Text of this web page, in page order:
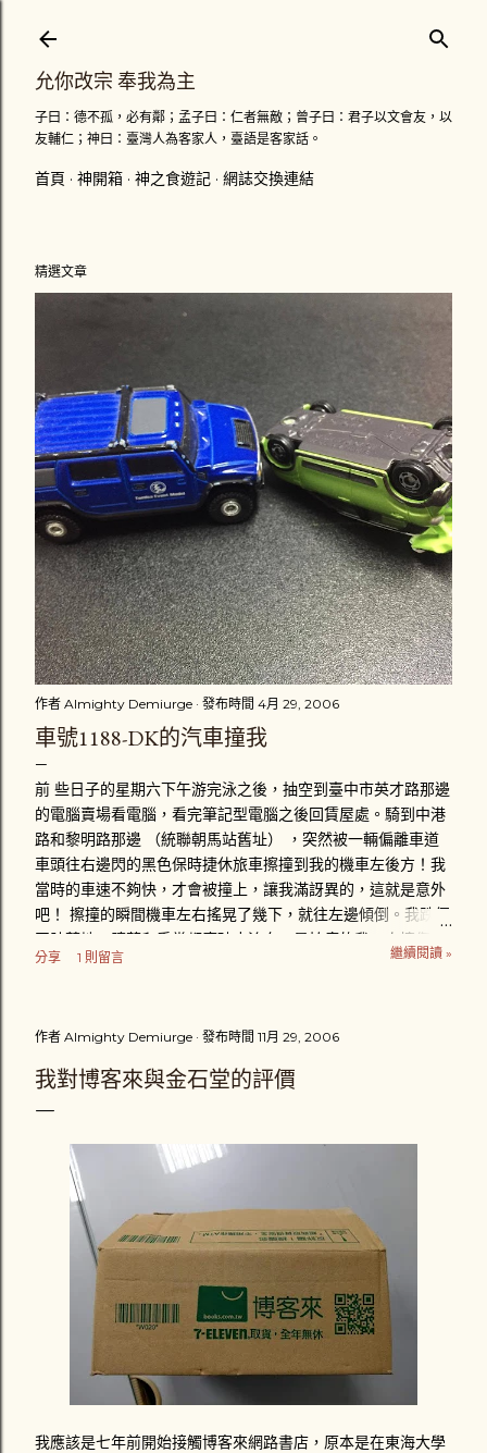
允你改宗 奉我為主
子曰：德不孤，必有鄰；孟子曰：仁者無敵；曾子曰：君子以文會友，以
友輔仁；神曰：臺灣人為客家人，臺語是客家話。
首頁 神開箱 神之食遊記 網誌交換連結
精選文章
作者 Almighty Demiurge 發布時間 4月 29, 2006
車號1188-DK的汽車撞我
前 些日子的星期六下午游完泳之後，抽空到臺中市英才路那邊
的電腦賣場看電腦，看完筆記型電腦之後回賃屋處。騎到中港
路和黎明路那邊 （統聯朝馬站舊址） ，突然被一輛偏離車道
車頭往右邊閃的黑色保時捷休旅車擦撞到我的機車左後方！我
當時的車速不夠快，才會被撞上，讓我滿訝異的，這就是意外
吧！ 擦撞的瞬間機車左右搖晃了幾下，就往左邊傾倒。我跌個
四肢著地，膝蓋和手掌都磨破皮流血，最怕痛的我一次擦傷好
幾個部位，真是給我「賺到」了。趴在地上後，忍著疼痛立刻
來，避免演變成肇事逃逸。那位男駕駛「很好心」的把我的機
車牽離原位。一輛計程車也停在一旁，一場三角關係就此展
開。 車牌1188-DK的駕駛推托是為了閃避計程車才會擦撞到
我，而計程車司機則說根本不關他的事，接著就說不然就叫警
察來處理。黑色保時捷休旅車駕駛卻說不用叫警察，他會負責
賠償我的損失，很主動地留下英文姓YUAN和行動電話號碼，
以及掏出一張千元鈔票，「體貼」地叫我去看醫生，並說星期
一在打電話和他聯絡。而我則是心裡在猶豫到底要不要報警處
理，因為覺得這場意外對我來說不是很嚴重 （不嚴重？ 一雙
新臺幣三千多元的耐吉慢跑鞋破損一隻、機車車頭左邊車殼受
損 ） 。我拿了一千元傻傻地自己忍著傷痛騎車看醫生。那兩
位駕駛應該也立刻解散吧。 心裡一直認為沒報案怪怪的我，到
了當天晚上就拉同學陪我去西屯派出所補報案。入口處值班員
警打了通電話給交通隊的同僚，交通隊的警察 （ 接電話的那
位 ） 口氣不好地說不要把他們當成討債集團！而我還是說要
的現場圖。這是我第一次坐上警車，負責處理的警察對我抱怨
分享 1 則留言 繼續閱讀 »
作者 Almighty Demiurge 發布時間 11月 29, 2006
我對博客來與金石堂的評價
我應該是七年前開始接觸博客來網路書店，原本是在東海大學